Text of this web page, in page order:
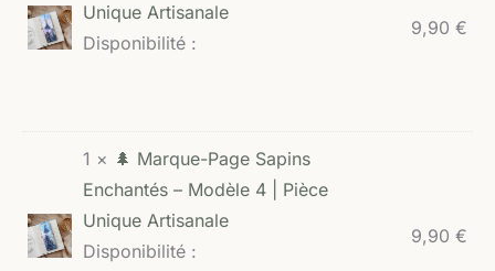
Unique Artisanale
Disponibilité :
9,90 €
1 × 🌲 Marque-Page Sapins
Enchantés – Modèle 4 | Pièce
Unique Artisanale
Disponibilité :
9,90 €